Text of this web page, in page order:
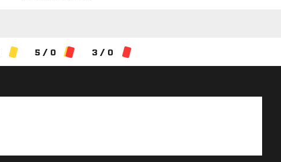
5 / 0 3 / 0